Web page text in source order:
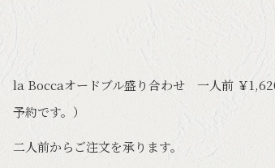
la Boccaオードブル盛り合わせ 一人前 ￥
予約です。）
二人前からご注文を承ります。